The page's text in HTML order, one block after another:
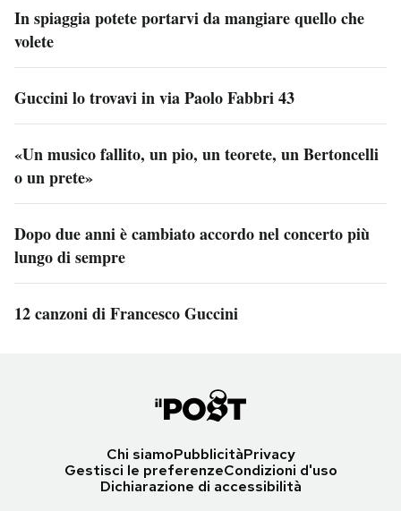
In spiaggia potete portarvi da mangiare quello che
volete
Guccini lo trovavi in via Paolo Fabbri 43
«Un musico fallito, un pio, un teorete, un Bertoncelli
o un prete»
Dopo due anni è cambiato accordo nel concerto più
lungo di sempre
12 canzoni di Francesco Guccini
Chi siamoPubblicitàPrivacy
Gestisci le preferenzeCondizioni d'uso
Dichiarazione di accessibilità